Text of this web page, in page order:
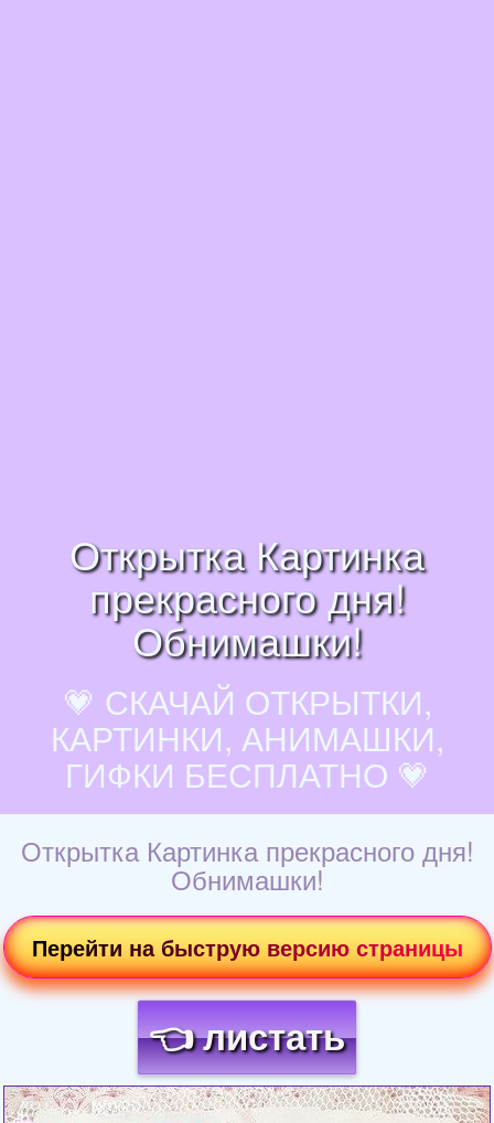
Открытка Картинка
прекрасного дня!
Обнимашки!
💗 СКАЧАЙ ОТКРЫТКИ,
КАРТИНКИ, АНИМАШКИ,
ГИФКИ БЕСПЛАТНО 💗
Открытка Картинка прекрасного дня!
Обнимашки!
Перейти на быструю версию страницы
👈 листать
Загрузка картинки...